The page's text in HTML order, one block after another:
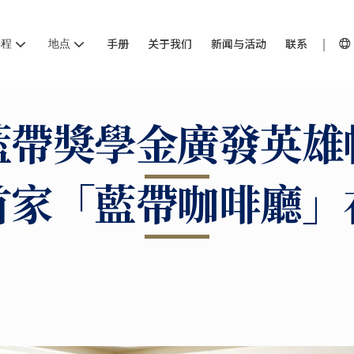
地点 手册 关于我们 新闻与活动 联系
獎學金廣發英
「藍帶咖啡廳